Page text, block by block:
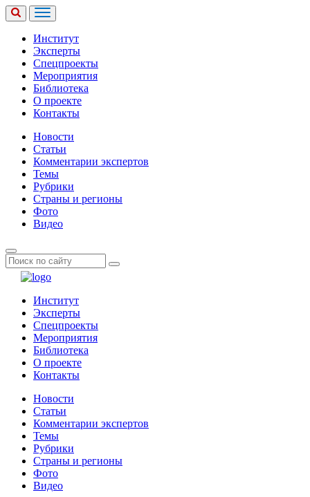
Институт
Эксперты
Спецпроекты
Мероприятия
Библиотека
О проекте
Контакты
Новости
Статьи
Комментарии экспертов
Темы
Рубрики
Страны и регионы
Фото
Видео
Институт
Эксперты
Спецпроекты
Мероприятия
Библиотека
О проекте
Контакты
Новости
Статьи
Комментарии экспертов
Темы
Рубрики
Страны и регионы
Фото
Видео